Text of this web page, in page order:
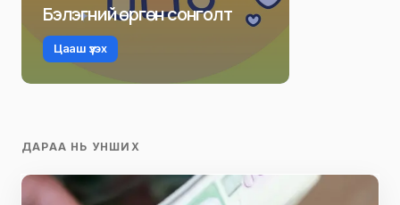
Бэлэгний өргөн сонголт
Цааш үзэх
ДАРАА НЬ УНШИХ